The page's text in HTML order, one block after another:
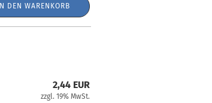
IN DEN WARENKORB
2,44 EUR
zzgl. 19% MwSt.